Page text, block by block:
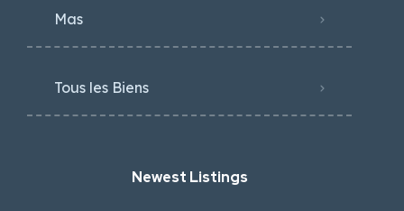
Mas
Tous les Biens
Newest Listings​